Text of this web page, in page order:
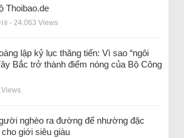
Thoibao.de
- 24.063 Views
lập kỷ lục thăng tiến: Vì sao “ngôi
Bắc trở thành điểm nóng của Bộ Công
nghèo ra đường để nhường đặc
giới siêu giàu